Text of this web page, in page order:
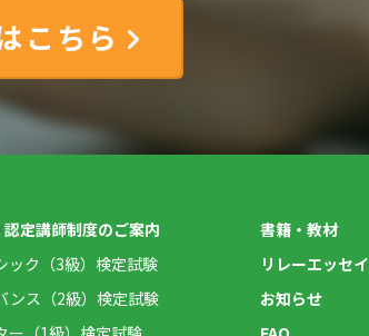
こちら
定講師制度のご案内
ック（3級）検定試験
ンス（2級）検定試験
書籍・教材
リレーエッセイ
お知らせ